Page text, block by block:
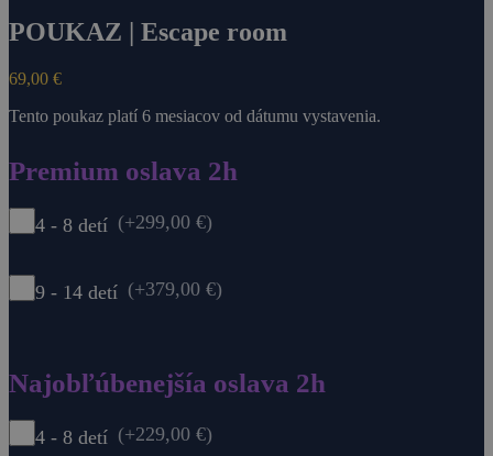
POUKAZ | Escape room
69,00 €
Tento poukaz platí 6 mesiacov od dátumu vystavenia.
Premium oslava 2h
4 - 8 detí (+299,00 €)
9 - 14 detí (+379,00 €)
Najobľúbenejšía oslava 2h
4 - 8 detí (+229,00 €)